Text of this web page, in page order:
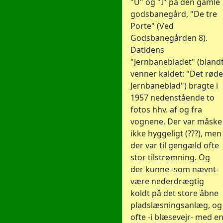
godsbanegård, "De tre
Porte" (Ved
Godsbanegården 8).
Datidens
"Jernbanebladet"
venner kaldet: "Det røde
Jernbaneblad") bragte i
1957 nedenstående to
fotos hhv. af og fra
vognene. Der var måske
ikke hyggeligt (???), men
der var til gengæld ofte
stor tilstrømning. Og
der kunne -som nævnt-
være nederdrægtig
koldt på det store åbne
pladslæsningsanlæg, og
ofte -i blæsevejr- med en